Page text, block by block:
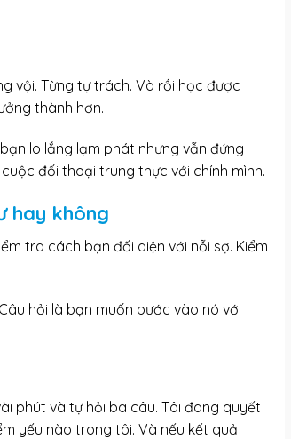
vội. Từng tự trách. Và rồi học được
thành hơn.
lo lắng lạm phát nhưng vẫn đứng
đối thoại trung thực với chính mình.
hay không
tra cách bạn đối diện với nỗi sợ. Kiểm
hỏi là bạn muốn bước vào nó với
phút và tự hỏi ba câu. Tôi đang quyết
yếu nào trong tôi. Và nếu kết quả